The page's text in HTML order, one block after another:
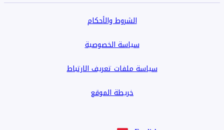
الشروط والأحكام
سياسة الخصوصية
سياسة ملفات تعريف الارتباط
خريطة الموقع